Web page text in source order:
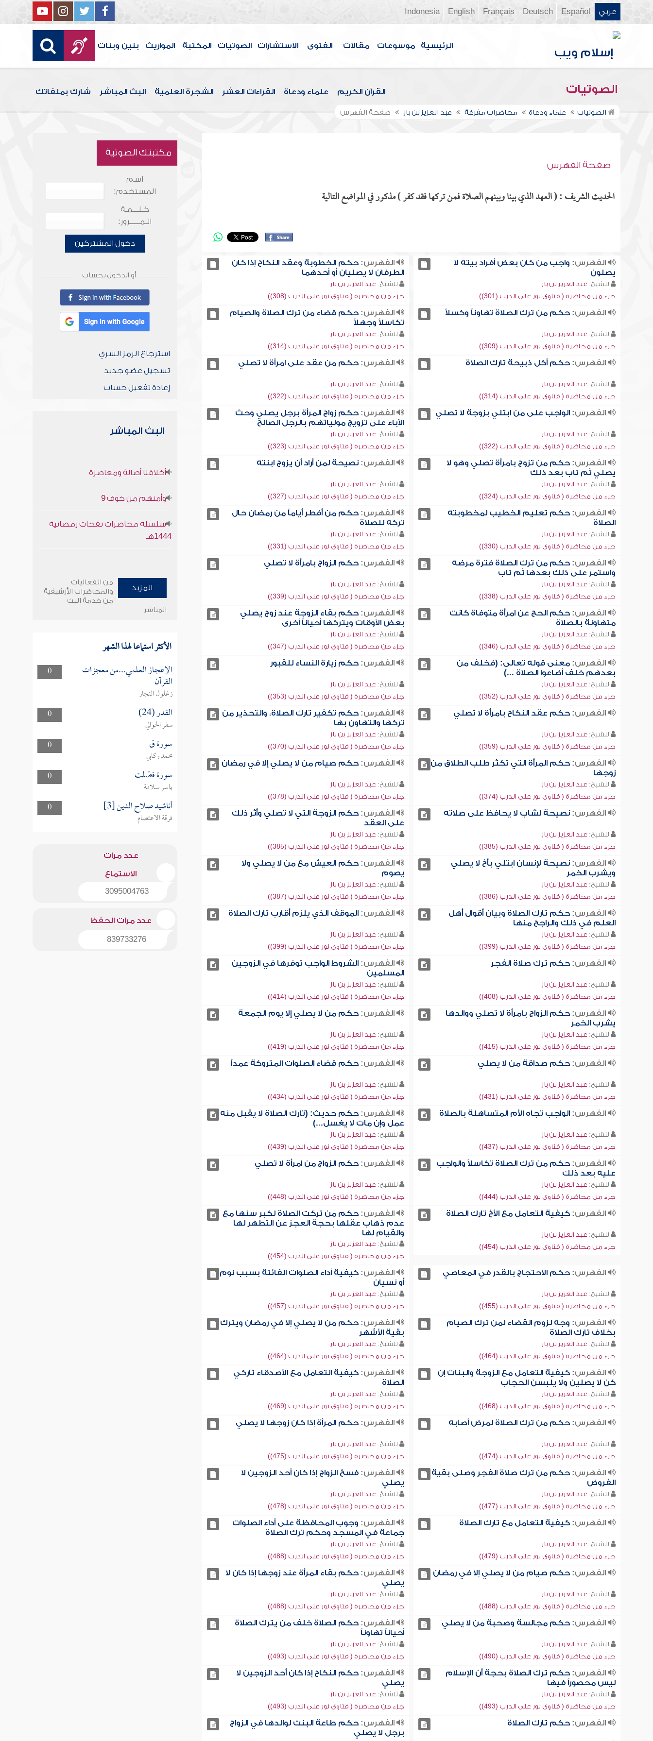
عربي Español
Deutsch
Français
English
Indonesia
الرئيسية موسوعات مقالات الفتوى الاستشارات الصوتيات المكتبة المواريث بنين وبنات
الصوتيات القرآن الكريم علماء ودعاة القراءات العشر الشجرة العلمية البث المباشر شارك بملفاتك
الصوتيات علماء ودعاة محاضرات مفرغة عبد العزيز بن باز صفحة الفهرس
صفحة الفهرس
الحديث الشريف : ( العهد الذي بينا وبينهم الصلاة فمن تركها فقد كفر ) مذكور في المواضع التالية
الفهرس: واجب من كان بعض أفراد بيته لا
يصلون
للشيخ: عبد العزيز بن باز
جزء من محاضرة ( فتاوى نور على الدرب (301))
الفهرس: حكم الخطوبة وعقد النكاح إذا كان
الطرفان لا يصليان أو أحدهما
للشيخ: عبد العزيز بن باز
جزء من محاضرة ( فتاوى نور على الدرب (308))
الفهرس:حكم من ترك الصلاة تهاوناً وكسلاً
للشيخ: عبد العزيز بن باز
جزء من محاضرة ( فتاوى نور على الدرب (309))
الفهرس: حكم قضاء من ترك الصلاة والصيام
تكاسلاً وجهلاً
للشيخ: عبد العزيز بن باز
جزء من محاضرة ( فتاوى نور على الدرب (314))
الفهرس:حكم أكل ذبيحة تارك الصلاة
للشيخ: عبد العزيز بن باز
جزء من محاضرة ( فتاوى نور على الدرب (314))
الفهرس: حكم من عقد على امرأة لا تصلي
للشيخ: عبد العزيز بن باز
جزء من محاضرة ( فتاوى نور على الدرب (322))
الفهرس:الواجب على من ابتلي بزوجة لا تصلي
للشيخ: عبد العزيز بن باز
جزء من محاضرة ( فتاوى نور على الدرب (322))
الفهرس: حكم زواج المرأة برجل يصلي وحث
الآباء على تزويج مولياتهم بالرجل الصالح
للشيخ: عبد العزيز بن باز
جزء من محاضرة ( فتاوى نور على الدرب (323))
الفهرس:حكم من تزوج بامرأة تصلي وهو لا
يصلي ثم تاب بعد ذلك
للشيخ: عبد العزيز بن باز
جزء من محاضرة ( فتاوى نور على الدرب (324))
الفهرس: نصيحة لمن أراد أن يزوج ابنته
للشيخ: عبد العزيز بن باز
جزء من محاضرة ( فتاوى نور على الدرب (327))
الفهرس:حكم تعليم الخطيب لمخطوبته
الصلاة
للشيخ: عبد العزيز بن باز
جزء من محاضرة ( فتاوى نور على الدرب (330))
الفهرس: حكم من أفطر أياماً من رمضان حال
تركه للصلاة
للشيخ: عبد العزيز بن باز
جزء من محاضرة ( فتاوى نور على الدرب (331))
الفهرس:حكم من ترك الصلاة فترة مرضه
واستمر على ذلك بعدها ثم تاب
للشيخ: عبد العزيز بن باز
جزء من محاضرة ( فتاوى نور على الدرب (338))
الفهرس: حكم الزواج بامرأة لا تصلي
للشيخ: عبد العزيز بن باز
جزء من محاضرة ( فتاوى نور على الدرب (339))
الفهرس:حكم الحج عن امرأة متوفاة كانت
متهاونة بالصلاة
للشيخ: عبد العزيز بن باز
جزء من محاضرة ( فتاوى نور على الدرب (346))
الفهرس: حكم بقاء الزوجة عند زوج يصلي
بعض الأوقات ويتركها أحياناً أخرى
للشيخ: عبد العزيز بن باز
جزء من محاضرة ( فتاوى نور على الدرب (347))
الفهرس:معنى قوله تعالى: (فخلف من
بعدهم خلف أضاعوا الصلاة ...)
للشيخ: عبد العزيز بن باز
جزء من محاضرة ( فتاوى نور على الدرب (352))
الفهرس: حكم زيارة النساء للقبور
للشيخ: عبد العزيز بن باز
جزء من محاضرة ( فتاوى نور على الدرب (353))
الفهرس:حكم عقد النكاح بامرأة لا تصلي
للشيخ: عبد العزيز بن باز
جزء من محاضرة ( فتاوى نور على الدرب (359))
الفهرس: حكم تكفير تارك الصلاة، والتحذير من
تركها والتهاون بها
للشيخ: عبد العزيز بن باز
جزء من محاضرة ( فتاوى نور على الدرب (370))
الفهرس:حكم المرأة التي تكثر طلب الطلاق من
زوجها
للشيخ: عبد العزيز بن باز
جزء من محاضرة ( فتاوى نور على الدرب (374))
الفهرس: حكم صيام من لا يصلي إلا في رمضان
للشيخ: عبد العزيز بن باز
جزء من محاضرة ( فتاوى نور على الدرب (378))
الفهرس:نصيحة لشاب لا يحافظ على صلاته
للشيخ: عبد العزيز بن باز
جزء من محاضرة ( فتاوى نور على الدرب (385))
الفهرس: حكم الزوجة التي لا تصلي وأثر ذلك
على العقد
للشيخ: عبد العزيز بن باز
جزء من محاضرة ( فتاوى نور على الدرب (385))
الفهرس:نصيحة لإنسان ابتلي بأخ لا يصلي
ويشرب الخمر
للشيخ: عبد العزيز بن باز
جزء من محاضرة ( فتاوى نور على الدرب (386))
الفهرس: حكم العيش مع من لا يصلي ولا
يصوم
للشيخ: عبد العزيز بن باز
جزء من محاضرة ( فتاوى نور على الدرب (387))
الفهرس:حكم تارك الصلاة وبيان أقوال أهل
العلم في ذلك والراجح منها
للشيخ: عبد العزيز بن باز
جزء من محاضرة ( فتاوى نور على الدرب (399))
الفهرس: الموقف الذي يلزم أقارب تارك الصلاة
للشيخ: عبد العزيز بن باز
جزء من محاضرة ( فتاوى نور على الدرب (399))
الفهرس:حكم ترك صلاة الفجر
للشيخ: عبد العزيز بن باز
جزء من محاضرة ( فتاوى نور على الدرب (408))
الفهرس: الشروط الواجب توفرها في الزوجين
المسلمين
للشيخ: عبد العزيز بن باز
جزء من محاضرة ( فتاوى نور على الدرب (414))
الفهرس:حكم الزواج بامرأة لا تصلي ووالدها
يشرب الخمر
للشيخ: عبد العزيز بن باز
جزء من محاضرة ( فتاوى نور على الدرب (415))
الفهرس: حكم من لا يصلي إلا يوم الجمعة
للشيخ: عبد العزيز بن باز
جزء من محاضرة ( فتاوى نور على الدرب (419))
الفهرس:حكم صداقة من لا يصلي
للشيخ: عبد العزيز بن باز
جزء من محاضرة ( فتاوى نور على الدرب (431))
الفهرس: حكم قضاء الصلوات المتروكة عمداً
للشيخ: عبد العزيز بن باز
جزء من محاضرة ( فتاوى نور على الدرب (434))
الفهرس:الواجب تجاه الأم المتساهلة بالصلاة
للشيخ: عبد العزيز بن باز
جزء من محاضرة ( فتاوى نور على الدرب (437))
الفهرس: حكم حديث: (تارك الصلاة لا يقبل منه
عمل وإن مات لا يغسل...)
للشيخ: عبد العزيز بن باز
جزء من محاضرة ( فتاوى نور على الدرب (439))
الفهرس:حكم من ترك الصلاة تكاسلاً والواجب
عليه بعد ذلك
للشيخ: عبد العزيز بن باز
جزء من محاضرة ( فتاوى نور على الدرب (444))
الفهرس: حكم الزواج من امرأة لا تصلي
للشيخ: عبد العزيز بن باز
جزء من محاضرة ( فتاوى نور على الدرب (448))
الفهرس:كيفية التعامل مع الأخ تارك الصلاة
للشيخ: عبد العزيز بن باز
جزء من محاضرة ( فتاوى نور على الدرب (454))
الفهرس: حكم من تركت الصلاة لكبر سنها مع
عدم ذهاب عقلها بحجة العجز عن التطهر لها
والقيام لها
للشيخ: عبد العزيز بن باز
جزء من محاضرة ( فتاوى نور على الدرب (454))
الفهرس:حكم الاحتجاج بالقدر في المعاصي
للشيخ: عبد العزيز بن باز
جزء من محاضرة ( فتاوى نور على الدرب (455))
الفهرس: كيفية أداء الصلوات الفائتة بسبب نوم
أو نسيان
للشيخ: عبد العزيز بن باز
جزء من محاضرة ( فتاوى نور على الدرب (457))
الفهرس: وجه لزوم القضاء لمن ترك الصيام
بخلاف تارك الصلاة
للشيخ: عبد العزيز بن باز
جزء من محاضرة ( فتاوى نور على الدرب (464))
الفهرس: حكم من لا يصلي إلا في رمضان ويترك
بقية الأشهر
للشيخ: عبد العزيز بن باز
جزء من محاضرة ( فتاوى نور على الدرب (464))
الفهرس:كيفية التعامل مع الزوجة والبنات إن
كن لا يصلين ولا يلبسن الحجاب
للشيخ: عبد العزيز بن باز
جزء من محاضرة ( فتاوى نور على الدرب (468))
الفهرس: كيفية التعامل مع الأصدقاء تاركي
الصلاة
للشيخ: عبد العزيز بن باز
جزء من محاضرة ( فتاوى نور على الدرب (469))
الفهرس:حكم من ترك الصلاة لمرض أصابه
للشيخ: عبد العزيز بن باز
جزء من محاضرة ( فتاوى نور على الدرب (474))
الفهرس: حكم المرأة إذا كان زوجها لا يصلي
للشيخ: عبد العزيز بن باز
جزء من محاضرة ( فتاوى نور على الدرب (475))
الفهرس:حكم من ترك صلاة الفجر وصلى بقية
الفروض
للشيخ: عبد العزيز بن باز
جزء من محاضرة ( فتاوى نور على الدرب (477))
الفهرس: فسخ الزواج إذا كان أحد الزوجين لا
يصلي
للشيخ: عبد العزيز بن باز
جزء من محاضرة ( فتاوى نور على الدرب (478))
الفهرس:كيفية التعامل مع تارك الصلاة
للشيخ: عبد العزيز بن باز
جزء من محاضرة ( فتاوى نور على الدرب (479))
الفهرس: وجوب المحافظة على أداء الصلوات
جماعة في المسجد وحكم ترك الصلاة
للشيخ: عبد العزيز بن باز
جزء من محاضرة ( فتاوى نور على الدرب (488))
الفهرس:حكم صيام من لا يصلي إلا في رمضان
للشيخ: عبد العزيز بن باز
جزء من محاضرة ( فتاوى نور على الدرب (488))
الفهرس: حكم بقاء المرأة عند زوجها إذا كان لا
يصلي
للشيخ: عبد العزيز بن باز
جزء من محاضرة ( فتاوى نور على الدرب (488))
الفهرس:حكم مجالسة وصحبة من لا يصلي
للشيخ: عبد العزيز بن باز
جزء من محاضرة ( فتاوى نور على الدرب (490))
الفهرس: حكم الصلاة خلف من يترك الصلاة
أحياناً تهاوناً
للشيخ: عبد العزيز بن باز
جزء من محاضرة ( فتاوى نور على الدرب (493))
الفهرس:حكم ترك الصلاة بحجة أن الإسلام
ليس محصوراً فيها
للشيخ: عبد العزيز بن باز
جزء من محاضرة ( فتاوى نور على الدرب (493))
الفهرس: حكم النكاح إذا كان أحد الزوجين لا
يصلي
للشيخ: عبد العزيز بن باز
جزء من محاضرة ( فتاوى نور على الدرب (493))
الفهرس:حكم تارك الصلاة الفهرس: حكم طاعة البنت لوالدها في الزواج
برجل لا يصلي
مكتبتك الصوتية
اسم
المستخدم:
كـلـــمـة
الـمـــــرور:
دخول المشتركين
أو الدخول بحساب
استرجاع الرمز السري
تسجيل عضو جديد
إعادة تفعيل حساب
البث المباشر
أخلاقنا أصالة ومعاصرة
وأمنهم من خوف 9
سلسلة محاضرات نفحات رمضانية
1444هـ
المزيد
من الفعاليات
والمحاضرات الأرشيفية
من خدمة البث
المباشر
الأكثر استماعا لهذا الشهر
0 الإعجاز العلمي...من معجزات
القرآن
زغلول النجار
0
القدر (24)
سفر الحوالي
0
سورة ق
محمد ركابي
0
سورة فصّلت
ياسر سلامة
0
أناشيد صلاح الدين [3]
فرقة الاعتصام
عدد مرات
الاستماع
3095004763
عدد مرات الحفظ
839733276